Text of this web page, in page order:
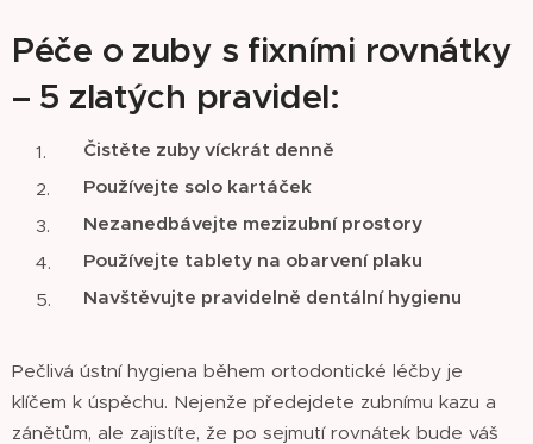
Péče o zuby s fixními rovnátky
– 5 zlatých pravidel:
Čistěte zuby víckrát denně
Používejte solo kartáček
Nezanedbávejte mezizubní prostory
Používejte tablety na obarvení plaku
Navštěvujte pravidelně dentální hygienu
Pečlivá ústní hygiena během ortodontické léčby je
klíčem k úspěchu. Nejenže předejdete zubnímu kazu a
zánětům, ale zajistíte, že po sejmutí rovnátek bude váš